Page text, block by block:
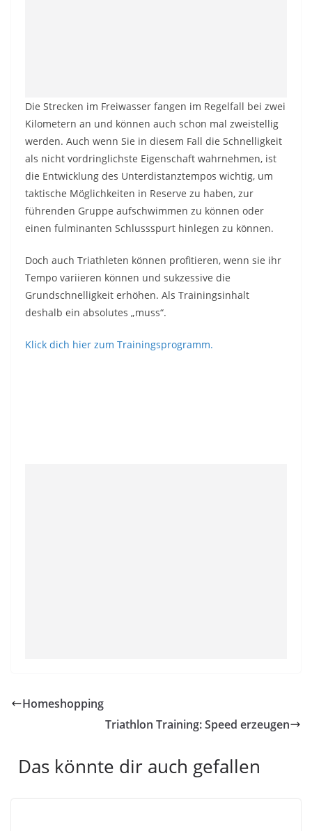
Die Strecken im Freiwasser fangen im Regelfall bei zwei
Kilometern an und können auch schon mal zweistellig
werden. Auch wenn Sie in diesem Fall die Schnelligkeit
als nicht vordringlichste Eigenschaft wahrnehmen, ist
die Entwicklung des Unterdistanztempos wichtig, um
taktische Möglichkeiten in Reserve zu haben, zur
führenden Gruppe aufschwimmen zu können oder
einen fulminanten Schlussspurt hinlegen zu können.
Doch auch Triathleten können profitieren, wenn sie ihr
Tempo variieren können und sukzessive die
Grundschnelligkeit erhöhen. Als Trainingsinhalt
deshalb ein absolutes „muss“.
Klick dich hier zum Trainingsprogramm.
Homeshopping
Triathlon Training: Speed erzeugen
Das könnte dir auch gefallen